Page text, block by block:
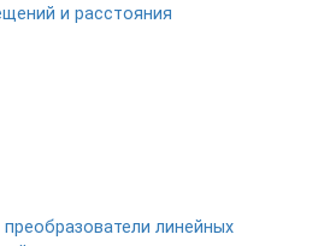
и расстояния
линейных